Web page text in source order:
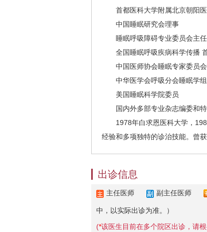
首都医科大学附属北京朝阳医
中国睡眠研究会理事
睡眠呼吸障碍专业委员会主任
全国睡眠呼吸疾病科学传播
中国医师协会睡眠专家委员
中华医学会呼吸分会睡眠学组
美国睡眠科学院委员
国内外多部专业杂志编委和特
1978年白求恩医科大学，1985
经验和多项独特的诊治技能。曾
出诊信息
主任医师 副主任医师
中，以实际出诊为准。）
(*该医生目前在多个院区出诊，请